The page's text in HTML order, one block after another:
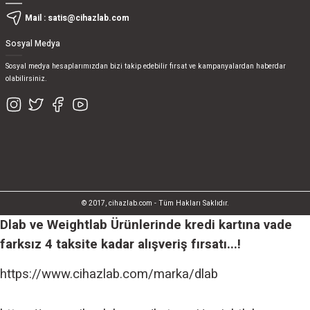
Mail : satis@cihazlab.com
Sosyal Medya
Sosyal medya hesaplarımızdan bizi takip edebilir fırsat ve kampanyalardan haberdar
olabilirsiniz.
© 2017, cihazlab.com - Tüm Hakları Saklıdır.
Dlab ve Weightlab Ürünlerinde kredi kartına vade
farksız 4 taksite kadar alışveriş fırsatı...!
https://www.cihazlab.com/marka/dlab